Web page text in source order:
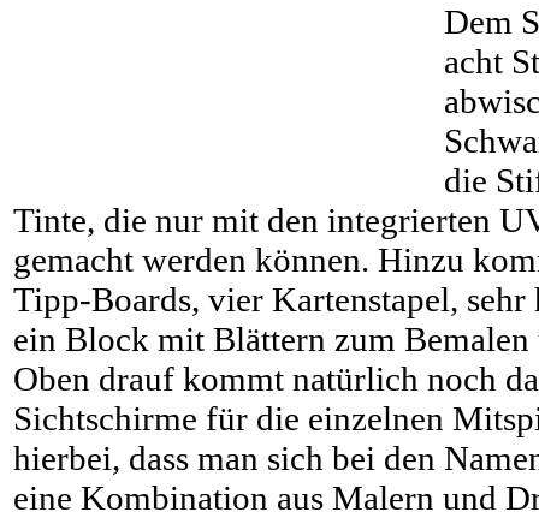
Dem
acht
die
Tinte, die nur mit den integrierten
gemacht werden können. Hinzu
Tipp-Boards, vier Kartenstapel,
ein Block mit Blättern zum Bemalen
Oben drauf kommt natürlich noch
Sichtschirme für die einzelnen
hierbei, dass man sich bei den
eine Kombination aus Malern und